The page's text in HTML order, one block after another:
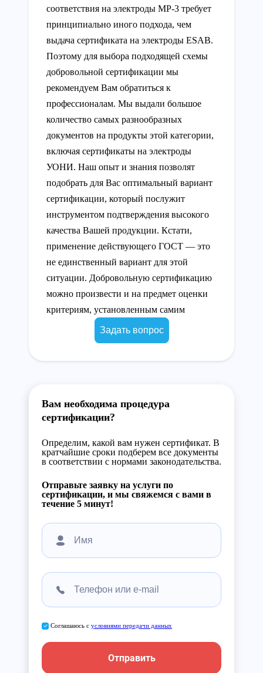
соответствия на электроды МР-3 требует
принципиально иного подхода, чем
выдача сертификата на электроды ESAB.
Поэтому для выбора подходящей схемы
добровольной сертификации мы
рекомендуем Вам обратиться к
профессионалам. Мы выдали большое
количество самых разнообразных
документов на продукты этой категории,
включая сертификаты на электроды
УОНИ. Наш опыт и знания позволят
подобрать для Вас оптимальный вариант
сертификации, который послужит
инструментом подтверждения высокого
качества Вашей продукции. Кстати,
применение действующего ГОСТ — это
не единственный вариант для этой
ситуации. Добровольную сертификацию
можно произвести и на предмет оценки
критериям, установленным самим
Задать вопрос
Вам необходима процедура
сертификации?
Определим, какой вам нужен сертификат. В
кратчайшие сроки подберем все документы
в соответствии с нормами законодательства.
Отправьте заявку на услуги по
сертификации, и мы свяжемся с вами в
течение 5 минут!
Соглашаюсь с условиями передачи данных
Отправить